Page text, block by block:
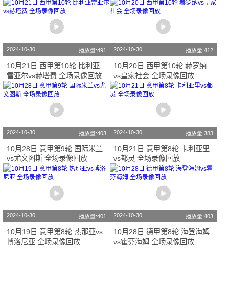
2024-10-30 播放量:491
10月21日 西甲第10轮 比利亚
雷亚尔vs赫塔费 全场录像回放
2024-10-30 播放量:412
10月20日 西甲第10轮 赫罗纳
vs皇家社会 全场录像回放
2024-10-30 播放量:403
10月28日 意甲第9轮 国际米兰
vs尤文图斯 全场录像回放
2024-10-30 播放量:383
10月21日 意甲第8轮 卡利亚里
vs都灵 全场录像回放
2024-10-30 播放量:401
10月19日 意甲第8轮 热那亚vs
博洛尼亚 全场录像回放
2024-10-30 播放量:403
10月28日 德甲第8轮 海登海姆
vs霍芬海姆 全场录像回放